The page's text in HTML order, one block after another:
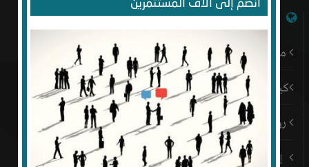
شبكة إنتج
من نحن
كيف أبدأ
رؤيتنا
إتصل بنا